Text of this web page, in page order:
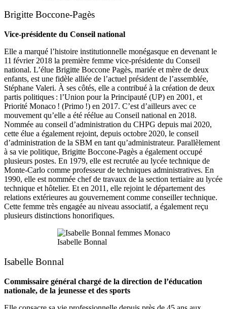
Brigitte Boccone-Pagès
Vice-présidente du Conseil national
Elle a marqué l’histoire institutionnelle monégasque en devenant le
11 février 2018 la première femme vice-présidente du Conseil
national. L’élue Brigitte Boccone Pagès, mariée et mère de deux
enfants, est une fidèle alliée de l’actuel président de l’assemblée,
Stéphane Valeri. À ses côtés, elle a contribué à la création de deux
partis politiques : l’Union pour la Principauté (UP) en 2001, et
Priorité Monaco ! (Primo !) en 2017. C’est d’ailleurs avec ce
mouvement qu’elle a été réélue au Conseil national en 2018.
Nommée au conseil d’administration du CHPG depuis mai 2020,
cette élue a également rejoint, depuis octobre 2020, le conseil
d’administration de la SBM en tant qu’administrateur. Parallèlement
à sa vie politique, Brigitte Boccone-Pagès a également occupé
plusieurs postes. En 1979, elle est recrutée au lycée technique de
Monte-Carlo comme professeur de techniques administratives. En
1990, elle est nommée chef de travaux de la section tertiaire au lycée
technique et hôtelier. Et en 2011, elle rejoint le département des
relations extérieures au gouvernement comme conseiller technique.
Cette femme très engagée au niveau associatif, a également reçu
plusieurs distinctions honorifiques.
Isabelle Bonnal
Isabelle Bonnal
Commissaire général chargé de la direction de l’éducation
nationale, de la jeunesse et des sports